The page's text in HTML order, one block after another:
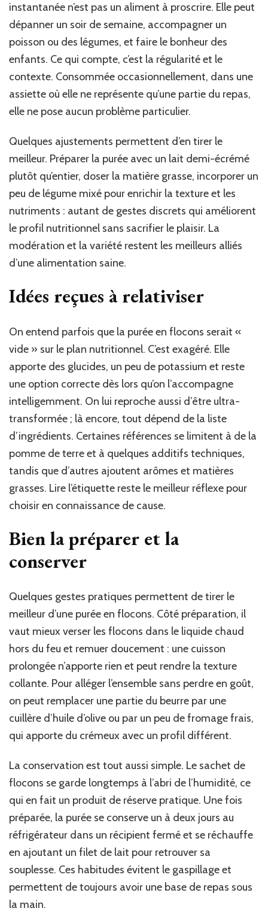
instantanée n’est pas un aliment à proscrire. Elle peut
dépanner un soir de semaine, accompagner un
poisson ou des légumes, et faire le bonheur des
enfants. Ce qui compte, c’est la régularité et le
contexte. Consommée occasionnellement, dans une
assiette où elle ne représente qu’une partie du repas,
elle ne pose aucun problème particulier.
Quelques ajustements permettent d’en tirer le
meilleur. Préparer la purée avec un lait demi-écrémé
plutôt qu’entier, doser la matière grasse, incorporer un
peu de légume mixé pour enrichir la texture et les
nutriments : autant de gestes discrets qui améliorent
le profil nutritionnel sans sacrifier le plaisir. La
modération et la variété restent les meilleurs alliés
d’une alimentation saine.
Idées reçues à relativiser
On entend parfois que la purée en flocons serait «
vide » sur le plan nutritionnel. C’est exagéré. Elle
apporte des glucides, un peu de potassium et reste
une option correcte dès lors qu’on l’accompagne
intelligemment. On lui reproche aussi d’être ultra-
transformée ; là encore, tout dépend de la liste
d’ingrédients. Certaines références se limitent à de la
pomme de terre et à quelques additifs techniques,
tandis que d’autres ajoutent arômes et matières
grasses. Lire l’étiquette reste le meilleur réflexe pour
choisir en connaissance de cause.
Bien la préparer et la
conserver
Quelques gestes pratiques permettent de tirer le
meilleur d’une purée en flocons. Côté préparation, il
vaut mieux verser les flocons dans le liquide chaud
hors du feu et remuer doucement : une cuisson
prolongée n’apporte rien et peut rendre la texture
collante. Pour alléger l’ensemble sans perdre en goût,
on peut remplacer une partie du beurre par une
cuillère d’huile d’olive ou par un peu de fromage frais,
qui apporte du crémeux avec un profil différent.
La conservation est tout aussi simple. Le sachet de
flocons se garde longtemps à l’abri de l’humidité, ce
qui en fait un produit de réserve pratique. Une fois
préparée, la purée se conserve un à deux jours au
réfrigérateur dans un récipient fermé et se réchauffe
en ajoutant un filet de lait pour retrouver sa
souplesse. Ces habitudes évitent le gaspillage et
permettent de toujours avoir une base de repas sous
la main.